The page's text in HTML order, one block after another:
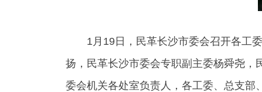
1月19日，民革长沙市委会召开各工
扬，民革长沙市委会专职副主委杨舜尧
委会机关各处室负责人，各工委、总支部